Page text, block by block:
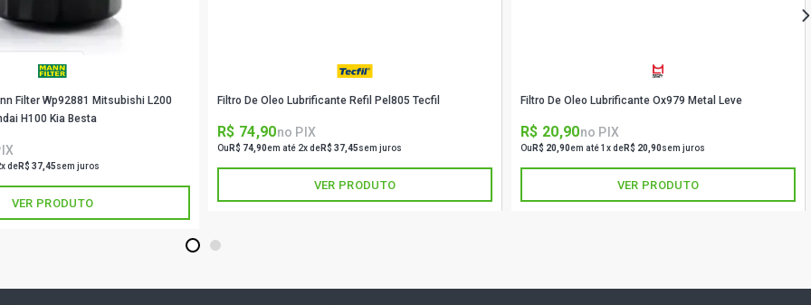
Filter Wp92881 Mitsubishi L200
H100 Kia Besta
deR$ 37,45sem juros
VER PRODUTO
Filtro De Oleo Lubrificante Refil Pel805 Tecfil
R$ 74,90no PIX
Ou R$ 74,90em até 2x deR$ 37,45sem juros
VER PRODUTO
Filtro De Oleo Lubrificante Ox979 Metal Leve
R$ 20,90no PIX
Ou R$ 20,90em até 1x deR$ 20,90sem juros
VER PRODUTO
1 2